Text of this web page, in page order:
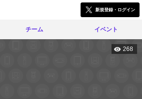
新規登録・ログイン
チーム イベント
268